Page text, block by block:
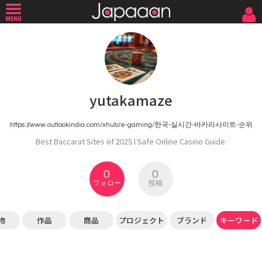
yutakamaze
https://www.outlookindia.com/xhub/e-gaming/한국-실시간-바카라사이트-순위
Best Baccarat Sites of 2025 l Safe Online Casino Guide.
0
フォロー
0
投稿
作品 商品 プロジェクト ブランド キーワード